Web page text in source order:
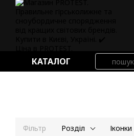
Перейти до основного контенту
КАТАЛОГ
Фільтр Розділ Іконки